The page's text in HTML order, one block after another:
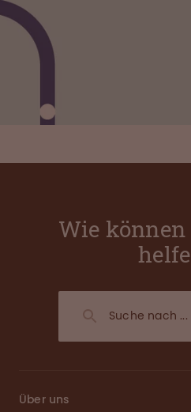
Wie
Über uns